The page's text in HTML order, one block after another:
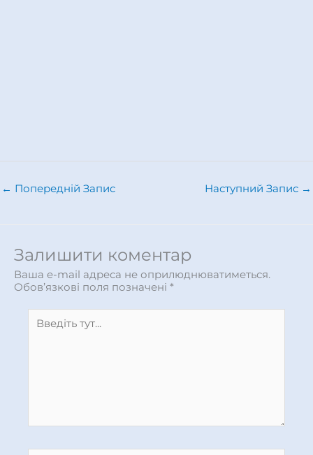
← Попередній Запис Наступний Запис →
Залишити коментар
Ваша e-mail адреса не оприлюднюватиметься.
Обов’язкові поля позначені *
тут...